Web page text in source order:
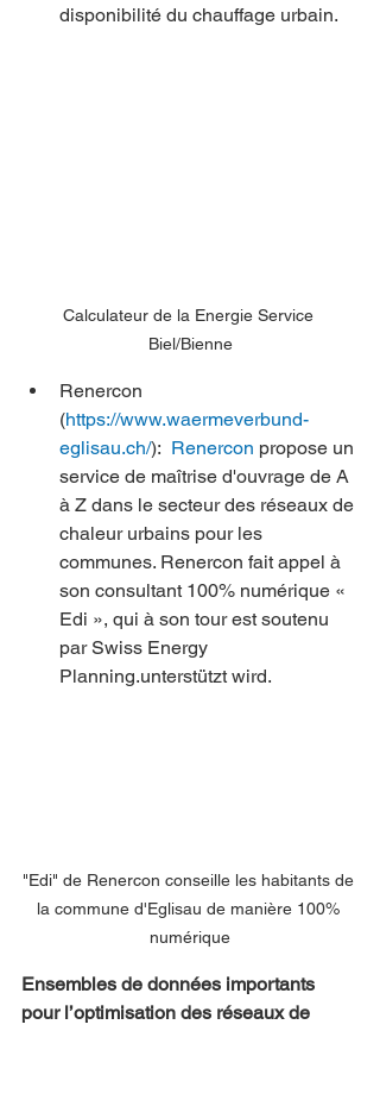
disponibilité du chauffage urbain.
Calculateur de la Energie Service
Biel/Bienne
Renercon
(https://www.waermeverbund-
eglisau.ch/): Renercon propose un
service de maîtrise d'ouvrage de A
à Z dans le secteur des réseaux de
chaleur urbains pour les
communes. Renercon fait appel à
son consultant 100% numérique «
Edi », qui à son tour est soutenu
par Swiss Energy
Planning.unterstützt wird.
"Edi" de Renercon conseille les habitants de
la commune d'Eglisau de manière 100%
numérique
Ensembles de données importants
pour l’optimisation des réseaux de